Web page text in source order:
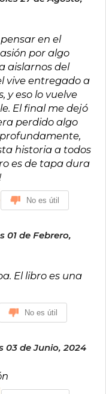
en el
por algo
aislarnos del
vive entregado a
y eso lo vuelve
El final me dejó
perdido algo
historia a todos
es de tapa dura
No es útil
01 de Febrero,
El libro es una
No es útil
03 de Junio, 2024